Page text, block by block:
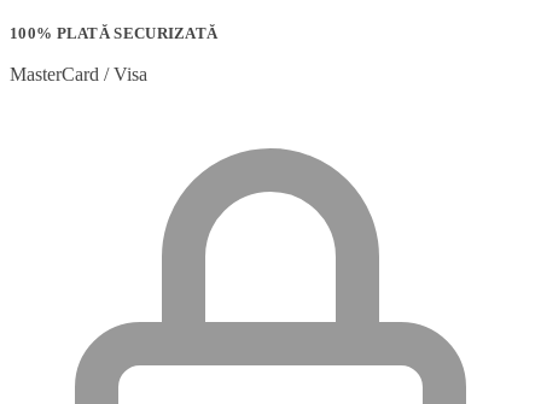
100% PLATĂ SECURIZATĂ
MasterCard / Visa